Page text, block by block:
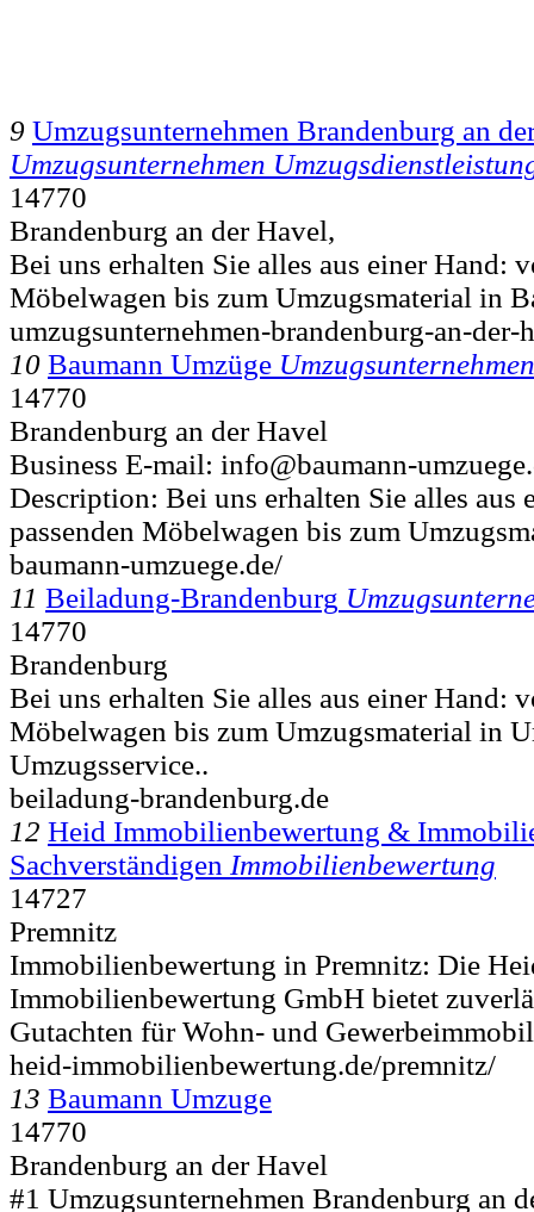
9 Umzugsunternehmen Brandenburg an
Umzugsunternehmen
14770
Brandenburg an der Havel,
Bei uns erhalten Sie alles aus einer Hand:
Möbelwagen bis zum Umzugsmaterial in
umzugsunternehmen-brandenburg-an-der-
10 Baumann Umzüge
14770
Brandenburg an der Havel
Business E-mail: info@baumann-
Description: Bei uns erhalten Sie alles aus
passenden Möbelwagen bis zum
baumann-umzuege.de/
11 Beiladung-Brandenburg
14770
Brandenburg
Bei uns erhalten Sie alles aus einer Hand:
Möbelwagen bis zum Umzugsmaterial in
Umzugsservice..
beiladung-brandenburg.de
12 Heid Immobilienbewertung &
Sachverständigen Immobilienbewertung
14727
Premnitz
Immobilienbewertung in Premnitz: Die
Immobilienbewertung GmbH bietet
Gutachten für Wohn- und
heid-immobilienbewertung.de/premnitz/
13 Baumann Umzuge
14770
Brandenburg an der Havel
#1 Umzugsunternehmen Brandenburg an